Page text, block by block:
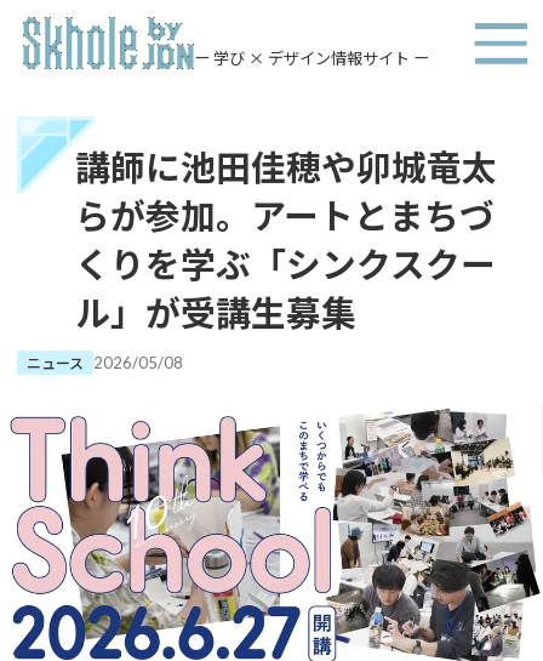
ー 学び × デザイン情報サイト ー
講師に池田佳穂や卯城竜太
らが参加。アートとまちづ
くりを学ぶ「シンクスクー
ル」が受講生募集
ニュース 2026/05/08